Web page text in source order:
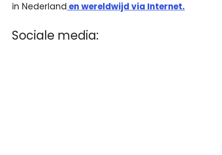
in Nederland en wereldwijd via Internet.
Sociale media: